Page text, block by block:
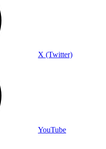
X (Twitter)
YouTube